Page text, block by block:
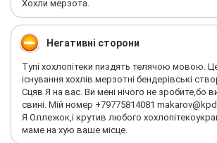
Хохли мерзота.
Негативні сторони
Тупi хохлопiтеки пиздять телячою мовою.
icнування хохлiв.мерзотнi бендерiвськi
Сцяв Я на вас. Ви менi нiчого не зробите,бо
свинi. Мiй номер +79775814081
Я Оллежок,i крутив любого
маме на хую ваше мiсце.